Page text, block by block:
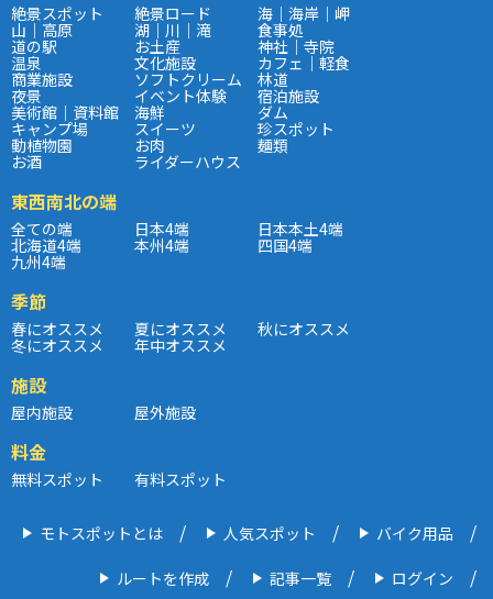
絶景スポット 絶景ロード 海｜海岸｜岬
山｜高原 湖｜川｜滝 食事処
道の駅 お土産 神社｜寺院
温泉 文化施設 カフェ｜軽食
商業施設 ソフトクリーム 林道
夜景 イベント体験 宿泊施設
美術館｜資料館 海鮮 ダム
キャンプ場 スイーツ 珍スポット
動植物園 お肉 麺類
お酒 ライダーハウス
東西南北の端
全ての端 日本4端 日本本土4端
北海道4端 本州4端 四国4端
九州4端
季節
春にオススメ 夏にオススメ 秋にオススメ
冬にオススメ 年中オススメ
施設
屋内施設 屋外施設
料金
無料スポット 有料スポット
モトスポットとは 人気スポット バイク用品
ルートを作成 記事一覧 ログイン